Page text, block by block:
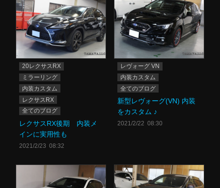
20レクサスRX
ミラーリング
内装カスタム
レクサスRX
全てのブログ
レクサスRX後期 内装メ
インに実用性も
2021/2/23 08:32
レヴォーグ VN
内装カスタム
全てのブログ
新型レヴォーグ(VN) 内装
をカスタム ♪
2021/2/22 08:30